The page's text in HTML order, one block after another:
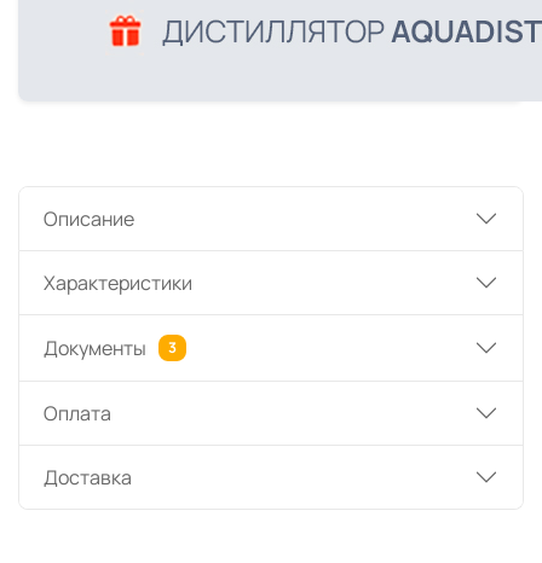
Описание
Характеристики
Документы 3
Оплата
Доставка